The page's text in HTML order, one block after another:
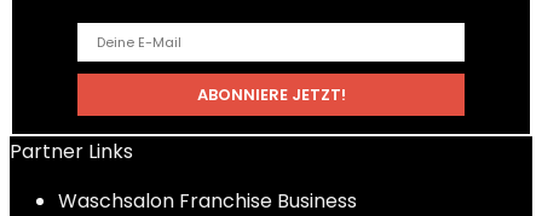
Partner Links
Waschsalon Franchise Business